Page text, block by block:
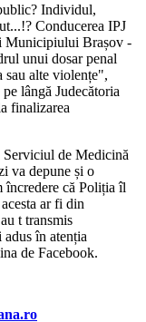
Individul,
Conducerea IPJ
Municipiului Brașov -
unui dosar penal
sau alte violențe",
lângă Judecătoria
finalizarea
Serviciul de Medicină
va depune și o
încredere că Poliția îl
ar fi din
t transmis
în atenția
de Facebook.